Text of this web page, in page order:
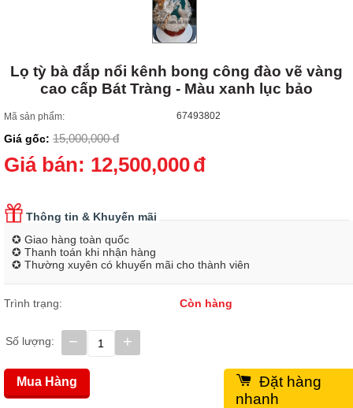
Lọ tỳ bà đắp nổi kênh bong công đào vẽ vàng
cao cấp Bát Tràng - Màu xanh lục bảo
Mã sản phẩm: 67493802
Giá gốc: 15,000,000 đ
Giá bán: 12,500,000đ
Thông tin & Khuyến mãi
✪ Giao hàng toàn quốc
✪ Thanh toán khi nhận hàng
✪ Thường xuyên có khuyến mãi cho thành viên
Trình trạng: Còn hàng
Số lượng: +
−
Mua Hàng
Đặt hàng
nhanh